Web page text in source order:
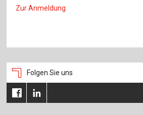
Zur Anmeldung
Folgen Sie uns